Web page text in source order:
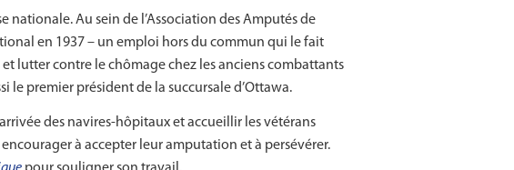
nationale. Au sein de l’Association des Amputés de
en 1937 – un emploi hors du commun qui le fait
lutter contre le chômage chez les anciens combattants
le premier président de la succursale d’Ottawa.
des navires-hôpitaux et accueillir les vétérans
à accepter leur amputation et à persévérer.